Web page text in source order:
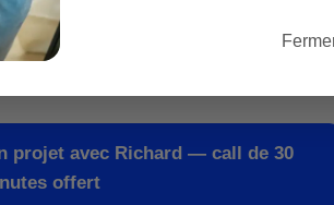
votre projet
projet avec Richard — call de 30
offert